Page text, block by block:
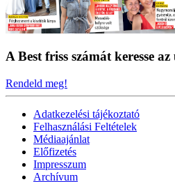
A Best friss számát keresse
Rendeld meg!
Adatkezelési tájékoztató
Felhasználási Feltételek
Médiaajánlat
Előfizetés
Impresszum
Archívum